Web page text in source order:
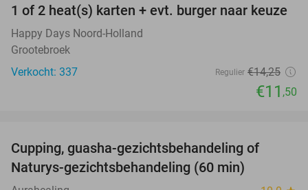
19%
1 of 2 heat(s) karten + evt. burger naar keuze
Happy Days Noord-Holland
Grootebroek
Verkocht: 337
Regulier €14,25
€11 ,50
Cupping, guasha-gezichtsbehandeling of
Naturys-gezichtsbehandeling (60 min)